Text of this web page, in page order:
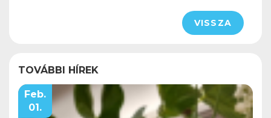
VISSZA
TOVÁBBI HÍREK
Feb.
01.